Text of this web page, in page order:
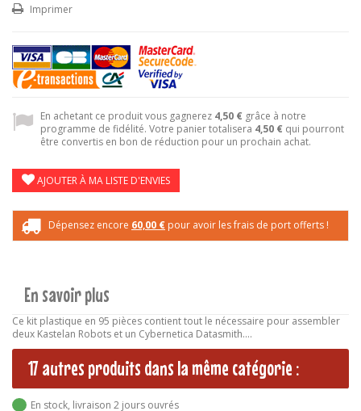
Imprimer
En achetant ce produit vous gagnerez 4,50 € grâce à notre
programme de fidélité. Votre panier totalisera 4,50 € qui pourront
être convertis en bon de réduction pour un prochain achat.
AJOUTER À MA LISTE D'ENVIES
Dépensez encore 60,00 € pour avoir les frais de port offerts !
En savoir plus
Ce kit plastique en 95 pièces contient tout le nécessaire pour assembler
deux Kastelan Robots et un Cybernetica Datasmith....
17 autres produits dans la même catégorie :
En stock, livraison 2 jours ouvrés